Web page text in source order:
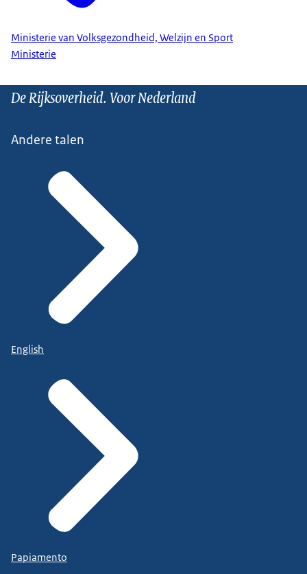
Ministerie van Volksgezondheid, Welzijn en Sport
Ministerie
De Rijksoverheid. Voor Nederland
Andere talen
English
Papiamento